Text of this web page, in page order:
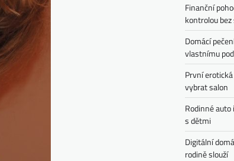
Finanční
kontrolou
Domácí
vlastnímu
První
vybrat salon
Rodinné
s dětmi
Digitální
rodině slouží